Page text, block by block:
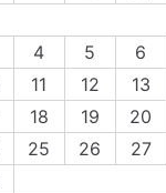
4 5 6
11 12 13
18 19 20
25 26 27